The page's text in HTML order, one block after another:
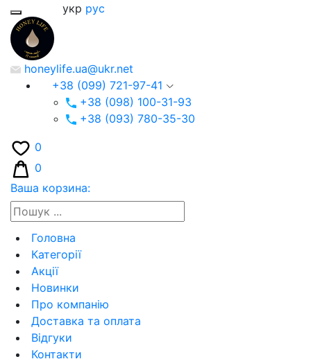
укр рус
honeylife.ua@ukr.net
+38 (099) 721-97-41
+38 (098) 100-31-93
+38 (093) 780-35-30
0
0
Ваша корзина:
Головна
Категорії
Акції
Новинки
Про компанію
Доставка та оплата
Відгуки
Контакти